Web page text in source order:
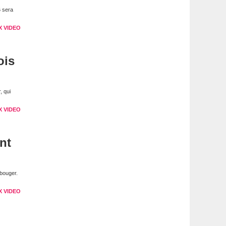
sera
VIDEO
qui
VIDEO
VIDEO